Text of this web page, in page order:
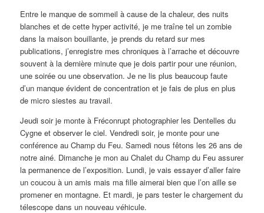
Entre le manque de sommeil à cause de la chaleur, des nuits
blanches et de cette hyper activité, je me traîne tel un zombie
dans la maison bouillante, je prends du retard sur mes
publications, j’enregistre mes chroniques à l’arrache et découvre
souvent à la dernière minute que je dois partir pour une réunion,
une soirée ou une observation. Je ne lis plus beaucoup faute
d’un manque évident de concentration et je fais de plus en plus
de micro siestes au travail.
Jeudi soir je monte à Fréconrupt photographier les Dentelles du
Cygne et observer le ciel. Vendredi soir, je monte pour une
conférence au Champ du Feu. Samedi nous fêtons les 26 ans de
notre ainé. Dimanche je mon au Chalet du Champ du Feu assurer
la permanence de l’exposition. Lundi, je vais essayer d’aller faire
un coucou à un amis mais ma fille aimerai bien que l’on aille se
promener en montagne. Et mardi, je pars tester le chargement du
télescope dans un nouveau véhicule.